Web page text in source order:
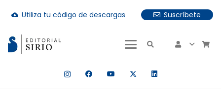
cloud_download Utiliza tu código de descargas
Suscríbete
hay resultados autocompletados, puedes utilizar las